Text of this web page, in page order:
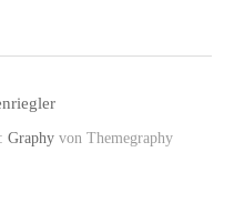
Graphy von Themegraphy